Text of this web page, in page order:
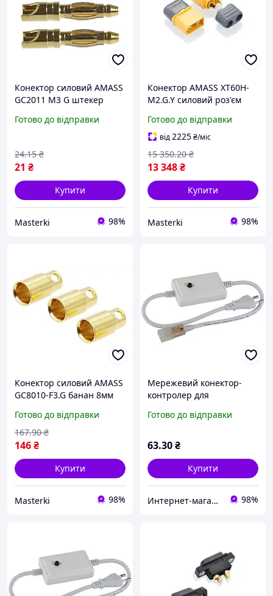
Конектор силовий AMASS
GC2011 M3 G штекер
контролерів силовий
Готово до відправки
21 ₴
24.15 ₴
Купити
Masterki 98%
Конектор AMASS XT60H-
M2.G.Y силовий роз'єм
контролерів
Готово до відправки
від2225₴/міс
13 348₴
15 350.20 ₴
Купити
Masterki 98%
Конектор силовий AMASS
GC8010-F3.G банан 8мм
силових контролерів
Готово до відправки
146₴
167.90 ₴
Купити
Masterki 98%
Мережевий конектор-
контролер для
SMD5050 220 вольтів 4pin
Готово до відправки
63.30₴
Купити
Интернет-магазин «Dilux» 98%